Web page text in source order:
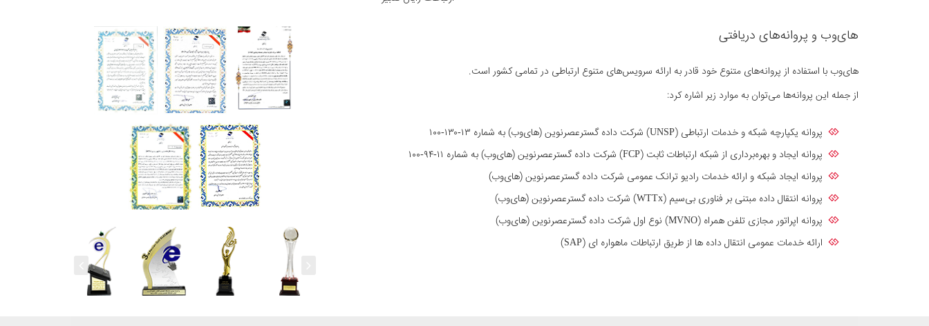
های‌وب و پروانه‌های دریافتی
های‌وب با استفاده از پروانه‌های متنوع خود قادر به ارائه سرویس‌های متنوع ارتباطی در تمامی کشور است.
از جمله این پروانه‌ها می‌توان به موارد زیر اشاره کرد:
پروانه یکپارچه شبکه و خدمات ارتباطی (UNSP) شرکت داده گسترعصرنوین (های‌وب) به شماره ۱۳-۱۳۰-۱۰۰
پروانه ایجاد و بهره‌برداری از شبکه ارتباطات ثابت (FCP) شرکت داده گسترعصرنوین (های‌وب) به شماره ۱۱-۹۴-۱۰۰
پروانه ایجاد شبکه و ارائه خدمات رادیو ترانک عمومی شرکت داده گسترعصرنوین (های‌وب)
پروانه انتقال داده مبتنی بر فناوری بی‌سیم (WTTx) شرکت داده گسترعصرنوین (های‌وب)
پروانه اپراتور مجازی تلفن همراه (MVNO) نوع اول شرکت داده گسترعصرنوین (های‌وب)
ارائه خدمات عمومی انتقال داده ها از طریق ارتباطات ماهواره ای (SAP)